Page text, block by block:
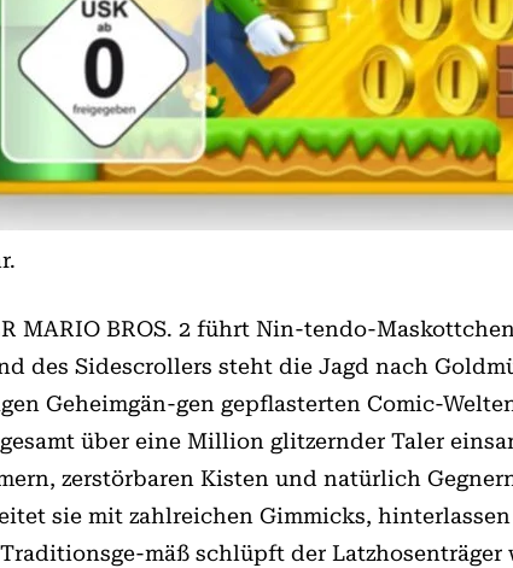
MARIO BROS. 2 führt Nin-tendo-
des Sidescrollers steht die Jagd nach
Geheimgän-gen gepflasterten Comic-
über eine Million glitzernder Taler
zerstörbaren Kisten und natürlich
sie mit zahlreichen Gimmicks,
mäß schlüpft der